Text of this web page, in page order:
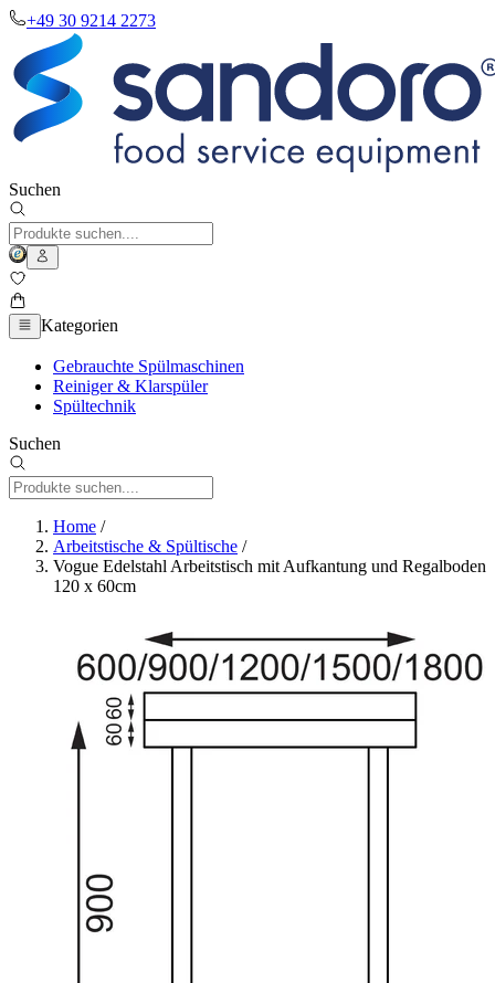
+49 30 9214 2273
Suchen
Kategorien
Gebrauchte Spülmaschinen
Reiniger & Klarspüler
Spültechnik
Suchen
Home /
Arbeitstische & Spültische /
Vogue Edelstahl Arbeitstisch mit Aufkantung und Regalboden
120 x 60cm